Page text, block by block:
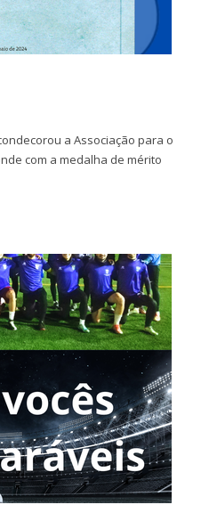
a Associação para o
com a medalha de mérito